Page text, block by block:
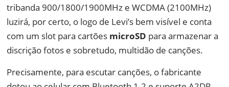
NOTEBOOKS
tribanda 900/1800/1900MHz e WCDMA (2100MHz)
luzirá, por certo, o logo de Levi’s bem visível e conta
com um slot para cartões microSD para armazenar a
discrição fotos e sobretudo, multidão de canções.
Precisamente, para escutar canções, o fabricante